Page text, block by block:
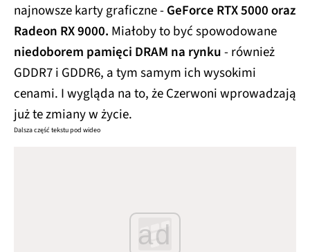
najnowsze karty graficzne -GeForce RTX 5000 oraz
Radeon RX 9000. Miałoby to być spowodowane
niedoborem pamięci DRAM na rynku- również
GDDR7 i GDDR6, a tym samym ich wysokimi
cenami. I wygląda na to, że Czerwoni wprowadzają
już te zmiany w życie.
Dalsza część tekstu pod wideo
ad